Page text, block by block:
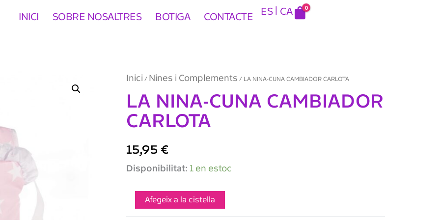
INICI SOBRE NOSALTRES BOTIGA CONTACTE ES CA 0
Inici / Nines i Complements / LA NINA-CUNA CAMBIADOR CARLOTA
LA NINA-CUNA CAMBIADOR
CARLOTA
15,95 €
Disponibilitat: 1 en estoc
quantitat
CAMBIADOR
Afegeix a la cistella